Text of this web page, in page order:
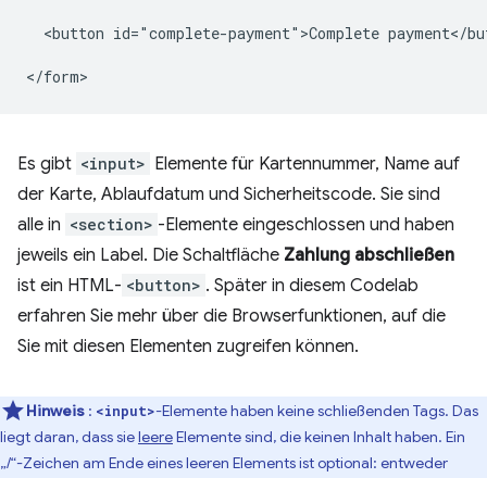
<button id="complete-payment">Complete payment</
Es gibt <input> Elemente für Kartennummer, Name auf
der Karte, Ablaufdatum und Sicherheitscode. Sie sind
alle in <section> -Elemente eingeschlossen und haben
jeweils ein Label. Die Schaltfläche Zahlung abschließen
ist ein HTML- <button> . Später in diesem Codelab
erfahren Sie mehr über die Browserfunktionen, auf die
Sie mit diesen Elementen zugreifen können.
Hinweis : <input>-Elemente haben keine schließenden Tags. Das
liegt daran, dass sieleereElemente sind, die keinen Inhalt haben. Ein
„/“-Zeichen am Ende eines leeren Elements ist optional: entweder